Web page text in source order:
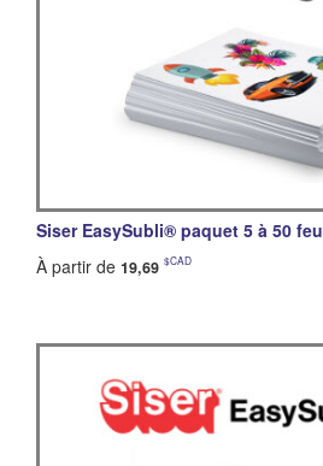
Siser EasySubli® paquet 5 à 50
À partir de 19,69 $CAD